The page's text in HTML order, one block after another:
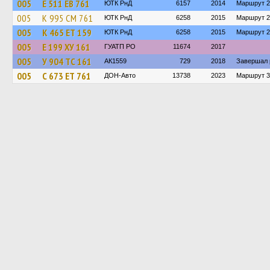
005 Е 511 ЕВ 761 ЮТК РнД 6157 2014 Маршрут
005 К 995 СМ 761 ЮТК РнД 6258 2015 Маршрут
005 К 465 ЕТ 159 ЮТК РнД 6258 2015 Маршрут
005 Е 199 ХУ 161 ГУАТП РО 11674 2017
005 У 904 ТС 161 АК1559 729 2018 Завершал
005 С 673 ЕТ 761 ДОН-Авто 13738 2023 Маршрут